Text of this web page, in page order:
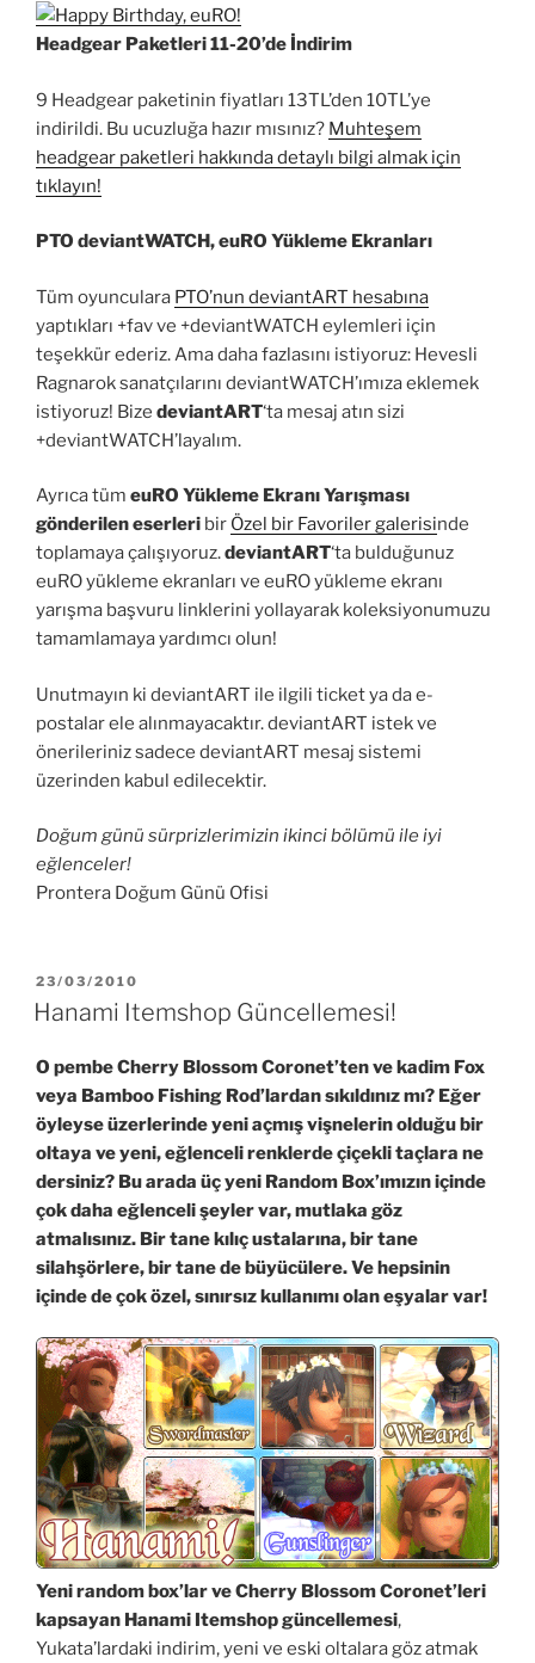
Headgear Paketleri 11-20’de İndirim
9 Headgear paketinin fiyatları 13TL’den 10TL’ye
indirildi. Bu ucuzluğa hazır mısınız? Muhteşem
headgear paketleri hakkında detaylı bilgi almak için
tıklayın!
PTO deviantWATCH, euRO Yükleme Ekranları
Tüm oyunculara PTO’nun deviantART hesabına
yaptıkları +fav ve +deviantWATCH eylemleri için
teşekkür ederiz. Ama daha fazlasını istiyoruz: Hevesli
Ragnarok sanatçılarını deviantWATCH’ımıza eklemek
istiyoruz! Bize deviantART‘ta mesaj atın sizi
+deviantWATCH’layalım.
Ayrıca tüm euRO Yükleme Ekranı Yarışması
gönderilen eserleri bir Özel bir Favoriler galerisinde
toplamaya çalışıyoruz.deviantART‘ta bulduğunuz
euRO yükleme ekranları ve euRO yükleme ekranı
yarışma başvuru linklerini yollayarak koleksiyonumuzu
tamamlamaya yardımcı olun!
Unutmayın ki deviantART ile ilgili ticket ya da e-
postalar ele alınmayacaktır. deviantART istek ve
önerileriniz sadece deviantART mesaj sistemi
üzerinden kabul edilecektir.
Doğum günü sürprizlerimizin ikinci bölümü ile iyi
eğlenceler!
Prontera Doğum Günü Ofisi
YAYIM
TARIHI
23/03/2010
Hanami Itemshop Güncellemesi!
O pembe Cherry Blossom Coronet’ten ve kadim Fox
veya Bamboo Fishing Rod’lardan sıkıldınız mı? Eğer
öyleyse üzerlerinde yeni açmış vişnelerin olduğu bir
oltaya ve yeni, eğlenceli renklerde çiçekli taçlara ne
dersiniz? Bu arada üç yeni Random Box’ımızın içinde
çok daha eğlenceli şeyler var, mutlaka göz
atmalısınız. Bir tane kılıç ustalarına, bir tane
silahşörlere, bir tane de büyücülere. Ve hepsinin
içinde de çok özel, sınırsız kullanımı olan eşyalar var!
Yeni random box’lar ve Cherry Blossom Coronet’leri
kapsayan Hanami Itemshop güncellemesi,
Yukata’lardaki indirim, yeni ve eski oltalara göz atmak